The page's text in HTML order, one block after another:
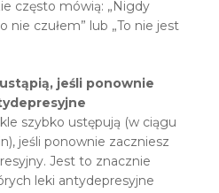
często mówią: „Nigdy
czułem” lub „To nie jest
jeśli ponownie
szybko ustępują (w ciągu
jeśli ponownie zaczniesz
Jest to znacznie
leki antydepresyjne